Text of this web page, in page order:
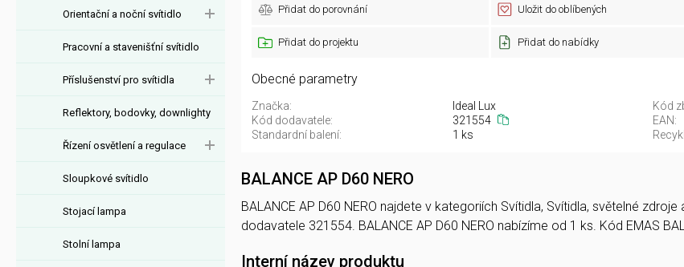
Orientační a noční svítidlo
Pracovní a stavenišťní svítidlo
Příslušenství pro svítidla
Reflektory, bodovky, downlighty
Řízení osvětlení a regulace
Sloupkové svítidlo
Stojací lampa
Stolní lampa
Přidat do porovnání Uložit do oblíbených
Přidat do projektu Přidat do nabídky
Obecné parametry
Značka: Ideal Lux Kód
Kód dodavatele:
321554 EAN:
Standardní balení:
1 ks
BALANCE AP D60 NERO
BALANCE AP D60 NERO najdete v kategoriích Svítidla, Svítidla, světelné
dodavatele 321554. BALANCE AP D60 NERO nabízíme od 1 ks. Kód EMAS
Interní název produktu